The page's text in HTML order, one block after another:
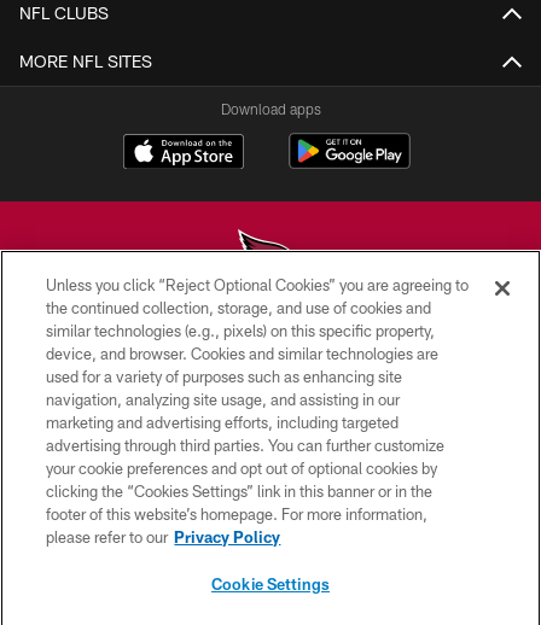
NFL CLUBS
MORE NFL SITES
Download apps
© 2026 ARIZONA CARDINALS. ALL RIGHTS RESERVED.
CONTACT US
EMPLOYMENT
ACCESSIBILITY
PRIVACY POLICY
TERMS & CONDITIONS
Unless you click “Reject Optional Cookies” you are agreeing to
the continued collection, storage, and use of cookies and
similar technologies (e.g., pixels) on this specific property,
device, and browser. Cookies and similar technologies are
used for a variety of purposes such as enhancing site
navigation, analyzing site usage, and assisting in our
marketing and advertising efforts, including targeted
advertising through third parties. You can further customize
your cookie preferences and opt out of optional cookies by
clicking the “Cookies Settings” link in this banner or in the
footer of this website’s homepage. For more information,
please refer to our Privacy Policy
Cookie Settings